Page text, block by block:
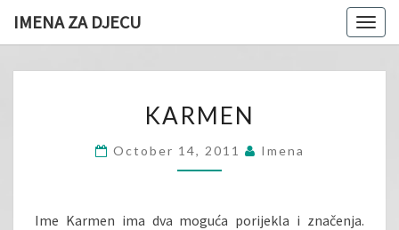
IMENA ZA DJECU
KARMEN
October 14, 2011 Imena
Ime Karmen ima dva moguća porijekla i značenja.